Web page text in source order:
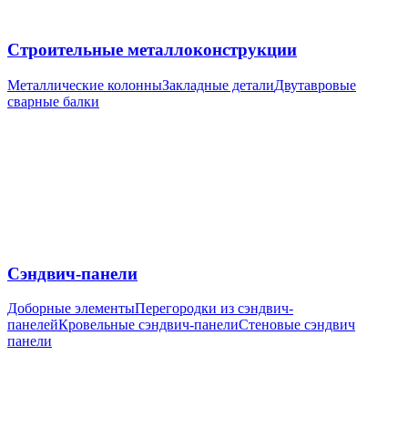
Строительные металлоконструкции
Металлические колонныЗакладные деталиДвутавровые
сварные балки
Сэндвич-панели
Доборные элементыПерегородки из сэндвич-
панелейКровельные сэндвич-панелиСтеновые сэндвич
панели